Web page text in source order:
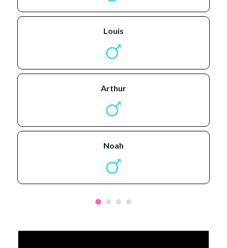
louis
arthur
noah